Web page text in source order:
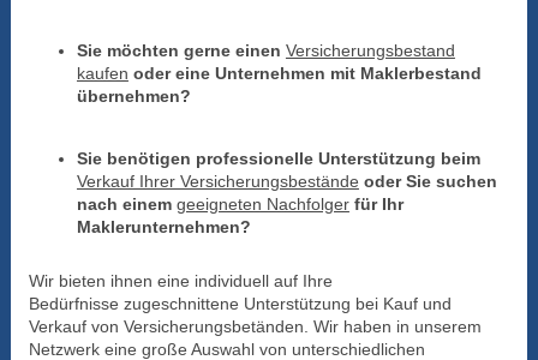
Sie möchten gerne einen Versicherungsbestand
kaufen oder eine Unternehmen mit Maklerbestand
übernehmen?
Sie benötigen professionelle Unterstützung beim
Verkauf Ihrer Versicherungsbestände oder Sie suchen
nach einem geeigneten Nachfolgerfür Ihr
Maklerunternehmen?
Wir bieten ihnen eine individuell auf Ihre
Bedürfnisse zugeschnittene Unterstützung bei Kauf und
Verkauf von Versicherungsbetänden. Wir haben in unserem
Netzwerk eine große Auswahl von unterschiedlichen